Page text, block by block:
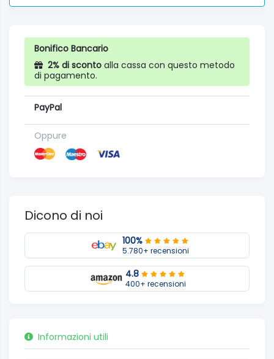
Bonifico Bancario
2% di sconto alla cassa con questo metodo
di pagamento.
PayPal
Oppure
Dicono di noi
100%
5.780+ recensioni
4.8
400+ recensioni
Informazioni utili